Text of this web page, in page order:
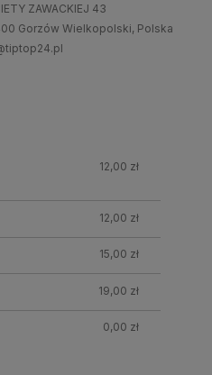
ZAWACKIEJ 43
Gorzów Wielkopolski, Polska
12,00 zł
12,00 zł
15,00 zł
19,00 zł
0,00 zł